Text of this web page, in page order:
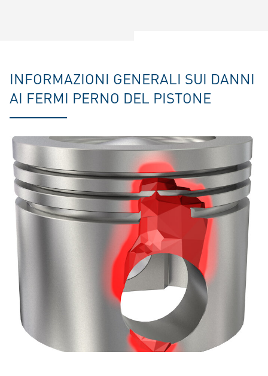
INFORMAZIONI GENERALI SUI DANNI
AI FERMI PERNO DEL PISTONE